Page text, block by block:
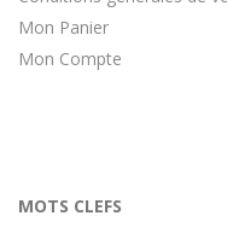
Mon Panier
Mon Compte
MOTS CLEFS